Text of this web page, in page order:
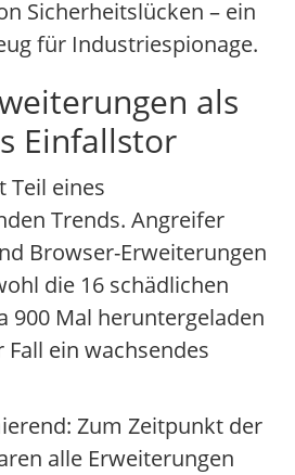
Sicherheitslücken – ein
für Industriespionage.
als
Einfallstor
Teil eines
Trends. Angreifer
Browser-Erweiterungen
die 16 schädlichen
900 Mal heruntergeladen
ein wachsendes
Zum Zeitpunkt der
alle Erweiterungen